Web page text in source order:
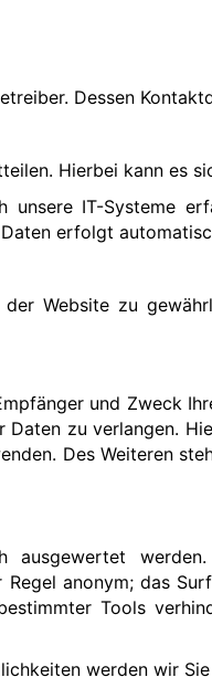
Dessen
Hierbei kann es
IT-Systeme
erfolgt
Website zu
und Zweck
zu verlangen.
Des Weiteren
ausgewertet
anonym; das
Tools
werden wir